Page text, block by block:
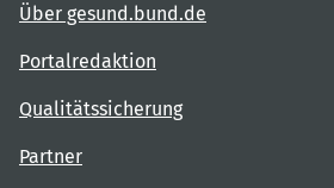
Über gesund.bund.de
Portalredaktion
Qualitätssicherung
Partner